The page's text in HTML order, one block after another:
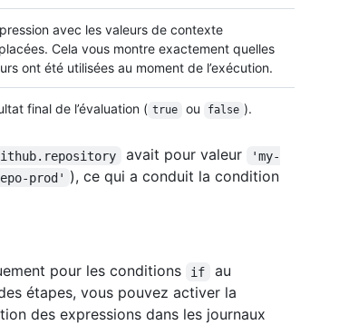
avec les valeurs de contexte
Cela vous montre exactement quelles
ont été utilisées au moment de l’exécution.
final de l’évaluation ( true ou false ).
avait pour valeur
'my-
prod' ), ce qui a conduit la condition
pour les conditions
if
au
étapes, vous pouvez activer la
des expressions dans les journaux